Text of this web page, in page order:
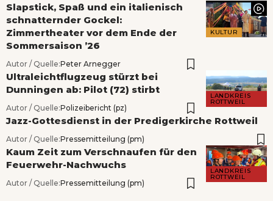
KULTUR
Slapstick, Spaß und ein italienisch
schnatternder Gockel:
Zimmertheater vor dem Ende der
Sommersaison ’26
Autor / Quelle:Peter Arnegger
LANDKREIS
ROTTWEIL
Ultraleichtflugzeug stürzt bei
Dunningen ab: Pilot (72) stirbt
Autor / Quelle:Polizeibericht (pz)
Jazz-Gottesdienst in der Predigerkirche Rottweil
Autor / Quelle:Pressemitteilung (pm)
LANDKREIS
ROTTWEIL
Kaum Zeit zum Verschnaufen für den
Feuerwehr-Nachwuchs
Autor / Quelle:Pressemitteilung (pm)